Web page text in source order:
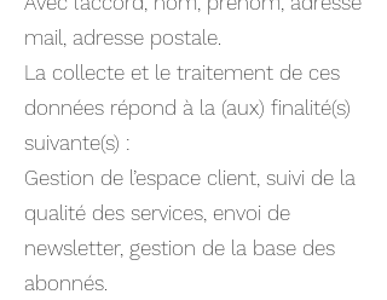
mail, adresse postale.
La collecte et le traitement de ces
données répond à la (aux) finalité(s)
suivante(s) :
Gestion de l’espace client, suivi de la
qualité des services, envoi de
newsletter, gestion de la base des
abonnés.